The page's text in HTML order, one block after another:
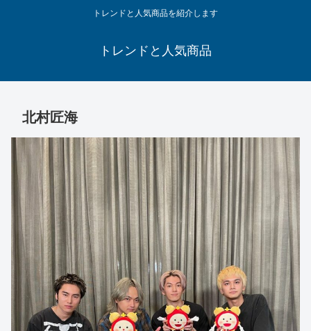
トレンドと人気商品を紹介します
トレンドと人気商品
北村匠海